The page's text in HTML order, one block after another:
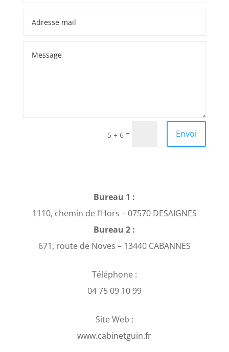
5 + 6 = Envoi
Bureau 1 :
1110, chemin de l’Hors – 07570 DESAIGNES
Bureau 2 :
671, route de Noves – 13440 CABANNES
Téléphone :
04 75 09 10 99
Site Web :
www.cabinetguin.fr